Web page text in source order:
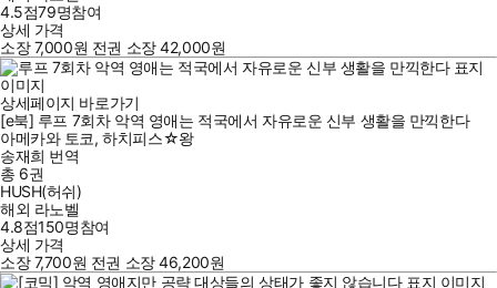
4.5점79명참여
상세 가격
소장7,000원 전권 소장42,000원
상세페이지 바로가기
[e북] 루프 7회차 악역 영애는 적국에서 자유로운 신부 생활을 만끽한다
아메카와 토코,하치피스☆왕
송재희 번역
총 6권
HUSH(허쉬)
해외 라노벨
4.8점150명참여
상세 가격
소장7,700원 전권 소장46,200원